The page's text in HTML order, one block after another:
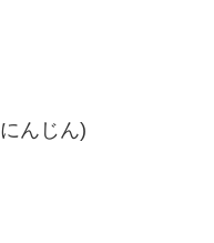
んじん)